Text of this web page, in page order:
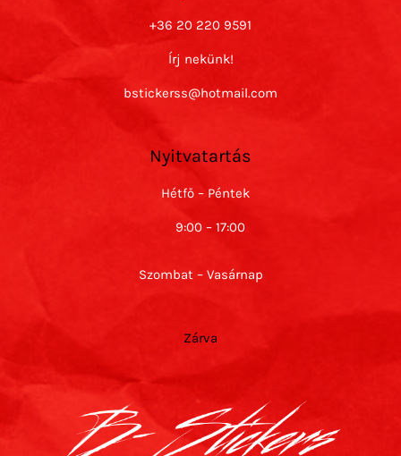
+36 20 220 9591
Írj nekünk!
bstickerss@hotmail.com
Nyitvatartás
Hétfő – Péntek
9:00 – 17:00
Szombat – Vasárnap
Zárva